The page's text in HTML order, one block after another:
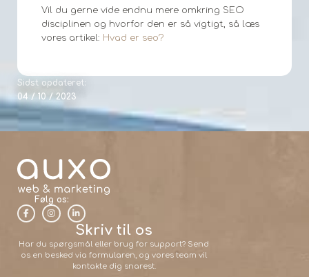
Vil du gerne vide endnu mere omkring SEO
disciplinen og hvorfor den er så vigtigt, så læs
vores artikel: Hvad er seo?
Sidst opdateret:
04 / 10 / 2023
Følg os:
Skriv til os
Har du spørgsmål eller brug for support? Send
os en besked via formularen, og vores team vil
kontakte dig snarest.